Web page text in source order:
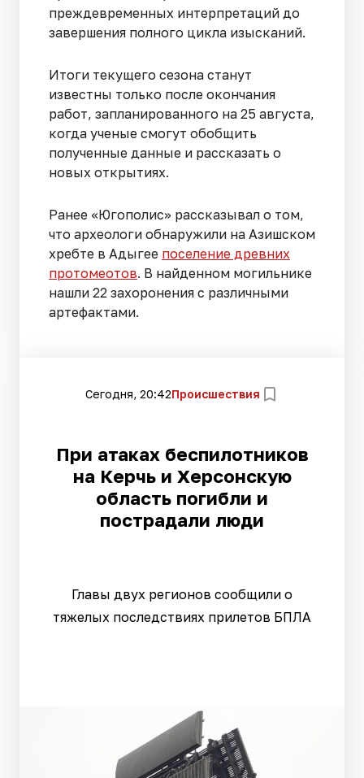
преждевременных интерпретаций до
завершения полного цикла изысканий.
Итоги текущего сезона станут
известны только после окончания
работ, запланированного на 25 августа,
когда ученые смогут обобщить
полученные данные и рассказать о
новых открытиях.
Ранее «Югополис» рассказывал о том,
что археологи обнаружили на Азишском
хребте в Адыгее поселение древних
протомеотов. В найденном могильнике
нашли 22 захоронения с различными
артефактами.
Сегодня, 20:42Происшествия
При атаках беспилотников
на Керчь и Херсонскую
область погибли и
пострадали люди
Главы двух регионов сообщили о
тяжелых последствиях прилетов БПЛА